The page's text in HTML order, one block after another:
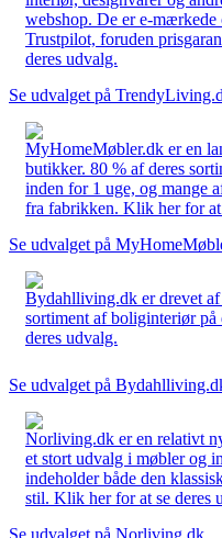
webshop. De er e-mærkede
Trustpilot, foruden
deres udvalg.
Se udvalget på
MyHomeMøbler.dk er en
butikker. 80 % af deres
inden for 1 uge, og mange
fra fabrikken. Klik her for at
Se udvalget på
Bydahlliving.dk er drevet
sortiment af boliginteriør
deres udvalg.
Se udvalget på
Norliving.dk er en relativt
et stort udvalg i møbler og
indeholder både den
stil. Klik her for at se deres
Se udvalget på Norliving.dk